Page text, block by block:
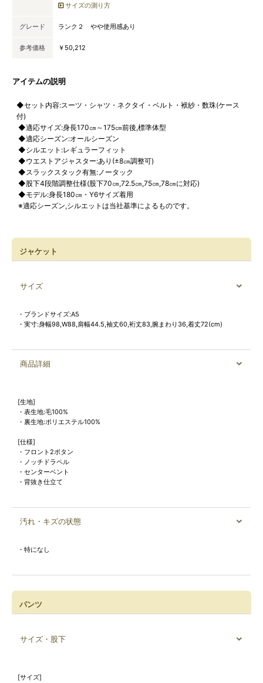
サイズの測り方
グレード ランク２ やや使用感あり
参考価格 ￥50,212
アイテムの説明
◆セット内容:スーツ・シャツ・ネクタイ・ベルト・袱紗・数珠(ケース
付)
◆適応サイズ:身長170㎝～175㎝前後,標準体型
◆適応シーズン:オールシーズン
◆シルエット:レギュラーフィット
◆ウエストアジャスター:あり(±8㎝調整可)
◆スラックスタック有無:ノータック
◆股下4段階調整仕様(股下70㎝,72.5㎝,75㎝,78㎝に対応)
◆モデル:身長180㎝・Y6サイズ着用
※適応シーズン,シルエットは当社基準によるものです。
ジャケット
サイズ
・ブランドサイズ:A5
・実寸:身幅98,W88,肩幅44.5,袖丈60,裄丈83,腕まわり36,着丈72(cm)
商品詳細
[生地]
・表生地:毛100%
・裏生地:ポリエステル100%
[仕様]
・フロント2ボタン
・ノッチドラペル
・センターベント
・背抜き仕立て
汚れ・キズの状態
・特になし
パンツ
サイズ・股下
[サイズ]